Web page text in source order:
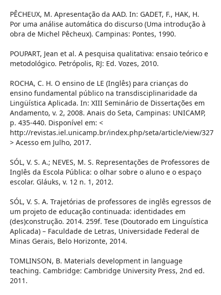
PÊCHEUX, M. Apresentação da AAD. In: GADET, F., HAK, H.
Por uma análise automática do discurso (Uma introdução à
obra de Michel Pêcheux). Campinas: Pontes, 1990.
POUPART, Jean et al. A pesquisa qualitativa: ensaio teórico e
metodológico. Petrópolis, RJ: Ed. Vozes, 2010.
ROCHA, C. H. O ensino de LE (Inglês) para crianças do
ensino fundamental público na transdisciplinaridade da
Lingüística Aplicada. In: XIII Seminário de Dissertações em
Andamento, v. 2, 2008. Anais do Seta, Campinas: UNICAMP,
p. 435-440. Disponível em: <
http://revistas.iel.unicamp.br/index.php/seta/article/view/327
> Acesso em Julho, 2017.
SÓL, V. S. A.; NEVES, M. S. Representações de Professores de
Inglês da Escola Pública: o olhar sobre o aluno e o espaço
escolar. Gláuks, v. 12 n. 1, 2012.
SÓL, V. S. A. Trajetórias de professores de inglês egressos de
um projeto de educação continuada: identidades em
(des)construção. 2014. 259f. Tese (Doutorado em Linguística
Aplicada) – Faculdade de Letras, Universidade Federal de
Minas Gerais, Belo Horizonte, 2014.
TOMLINSON, B. Materials development in language
teaching. Cambridge: Cambridge University Press, 2nd ed.
2011.